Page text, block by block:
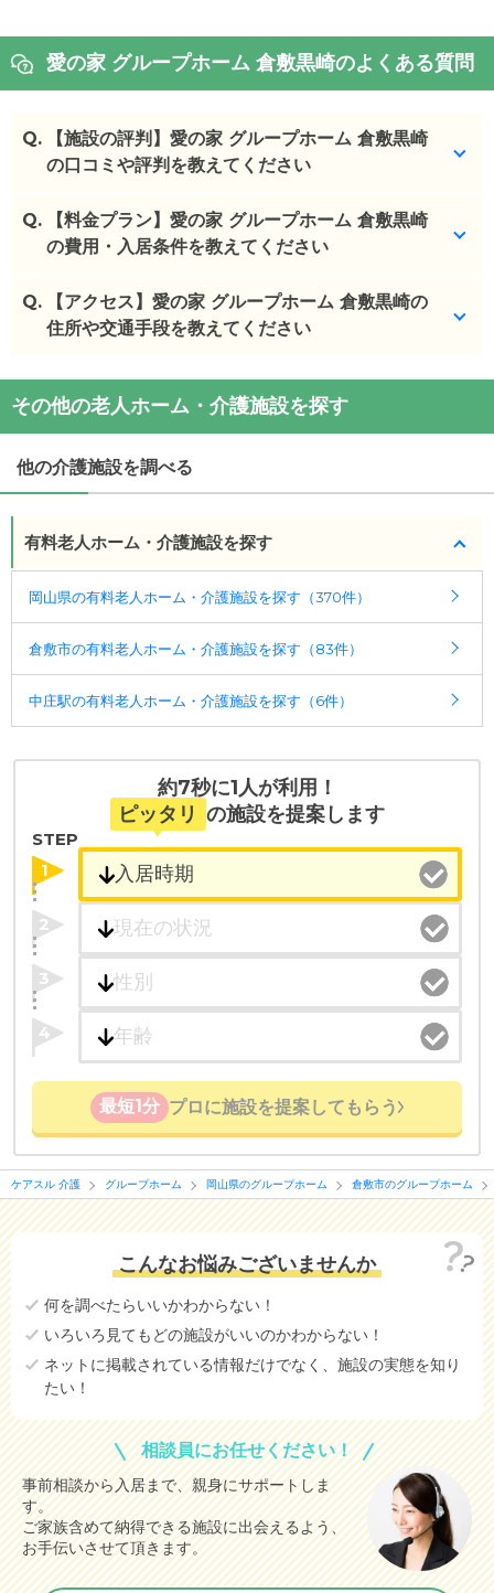
愛の家 グループホーム 倉敷黒崎のよくある質問
Q.
【施設の評判】愛の家 グループホーム 倉敷黒崎
の口コミや評判を教えてください
愛の家 グループホーム 倉敷黒崎を見学した方の口コ
ミを確認できます。
愛の家 グループホーム 倉敷黒崎
口コミ
・本人の家に近いため、慣れ親しんだ環境である 家
族の家にも近い...
◎ケアスル 介護の3つの特徴
・経験豊富な入居相談員が完全無料で施設探しをサ
ポート
入居相談：0120-579-721
・全国10000件の介護施設情報を掲載
ことができます。
・こだわりの条件や医療体制から施設を探せる
たとえば「カラオケ」「麻雀」が楽しめる施設、
「夫婦入居可」の施設、「看取り可」の施設など、
医療・看護体制から施設を探すこともできます。
Q.
【料金プラン】愛の家 グループホーム 倉敷黒崎
の費用・入居条件を教えてください
愛の家 グループホーム 倉敷黒崎の入居金・月額料
金は次のとおりです。
・月額費用が12.6万円
・要介護度：要支援2、要介護1、要介護2、要介護
・認知症：受け入れ可
ケアスル 介護では詳細な料金プランをご確認頂けま
す。詳しくはこちら 。
◎ケアスル 介護の3つの特徴
ポート
受付時間：10：00～19：00
・全国10000件の介護施設情報を掲載
幅広い選択肢の中から、条件にあった施設を選ぶ
ことができます。
・こだわりの条件や医療体制から施設を探せる
たとえば「カラオケ」「麻雀」が楽しめる施設、
「夫婦入居可」の施設、「看取り可」の施設など、
医療・看護体制から施設を探すこともできます。
Q.
【アクセス】愛の家 グループホーム 倉敷黒崎の
住所や交通手段を教えてください
愛の家 グループホーム 倉敷黒崎の交通アクセス
・住所：岡山県倉敷市黒崎272-1
・最寄り駅：倉敷市駅2.2km倉敷駅2.2km中庄駅
3.0km
その他の老人ホーム・介護施設を探す
他の介護施設を調べる
有料老人ホーム・介護施設を探す
岡山県の有料老人ホーム・介護施設を探す（370件）
倉敷市の有料老人ホーム・介護施設を探す（83件）
中庄駅の有料老人ホーム・介護施設を探す（6件）
約7秒に1人が利用！
ピッタリ の施設を提案します
STEP
1
2
3
4
最短1分 プロに施設を提案してもらう
ケアスル 介護 グループホーム 岡山県のグループホーム 倉敷市のグループホーム
こんなお悩みございませんか
何を調べたらいいかわからない！
いろいろ見てもどの施設がいいのかわからない！
ネットに掲載されている情報だけでなく、施設の実態を知り
たい！
相談員にお任せください！
事前相談から入居まで、親身にサポートしま
す。
ご家族含めて納得できる施設に出会えるよう、
お手伝いさせて頂きます。